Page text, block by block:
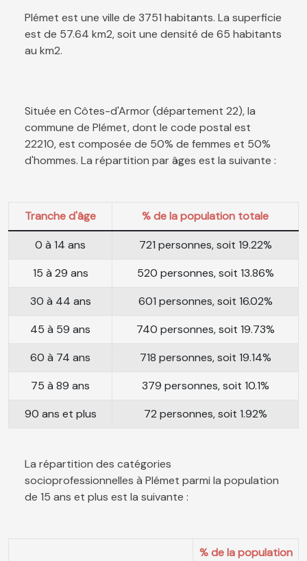
Plémet est une ville de 3751 habitants. La superficie
est de 57.64 km2, soit une densité de 65 habitants
au km2.
Située en Côtes-d'Armor (département 22), la
commune de Plémet, dont le code postal est
22210, est composée de 50% de femmes et 50%
d'hommes. La répartition par âges est la suivante :
Tranche d'âge
% de la population totale
0 à 14 ans
721 personnes, soit 19.22%
15 à 29 ans
520 personnes, soit 13.86%
30 à 44 ans
601 personnes, soit 16.02%
45 à 59 ans
740 personnes, soit 19.73%
60 à 74 ans
718 personnes, soit 19.14%
75 à 89 ans
379 personnes, soit 10.1%
90 ans et plus
72 personnes, soit 1.92%
La répartition des catégories
socioprofessionnelles à Plémet parmi la population
de 15 ans et plus est la suivante :
% de la population